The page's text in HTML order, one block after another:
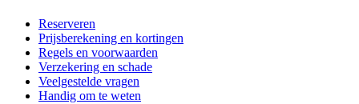
Reserveren
Prijsberekening en kortingen
Regels en voorwaarden
Verzekering en schade
Veelgestelde vragen
Handig om te weten